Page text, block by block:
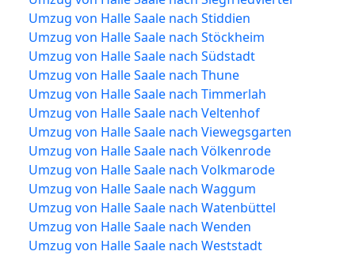
Umzug von Halle Saale nach Stiddien
Umzug von Halle Saale nach Stöckheim
Umzug von Halle Saale nach Südstadt
Umzug von Halle Saale nach Thune
Umzug von Halle Saale nach Timmerlah
Umzug von Halle Saale nach Veltenhof
Umzug von Halle Saale nach Viewegsgarten
Umzug von Halle Saale nach Völkenrode
Umzug von Halle Saale nach Volkmarode
Umzug von Halle Saale nach Waggum
Umzug von Halle Saale nach Watenbüttel
Umzug von Halle Saale nach Wenden
Umzug von Halle Saale nach Weststadt